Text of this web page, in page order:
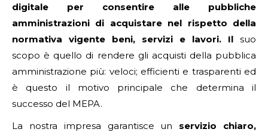
digitale per consentire alle pubbliche
amministrazioni di acquistare nel rispetto della
normativa vigente beni, servizi e lavori. Il suo
scopo è quello di rendere gli acquisti della pubblica
amministrazione più: veloci; efficienti e trasparenti ed
è questo il motivo principale che determina il
successo del MEPA.
La nostra impresa garantisce un servizio chiaro,